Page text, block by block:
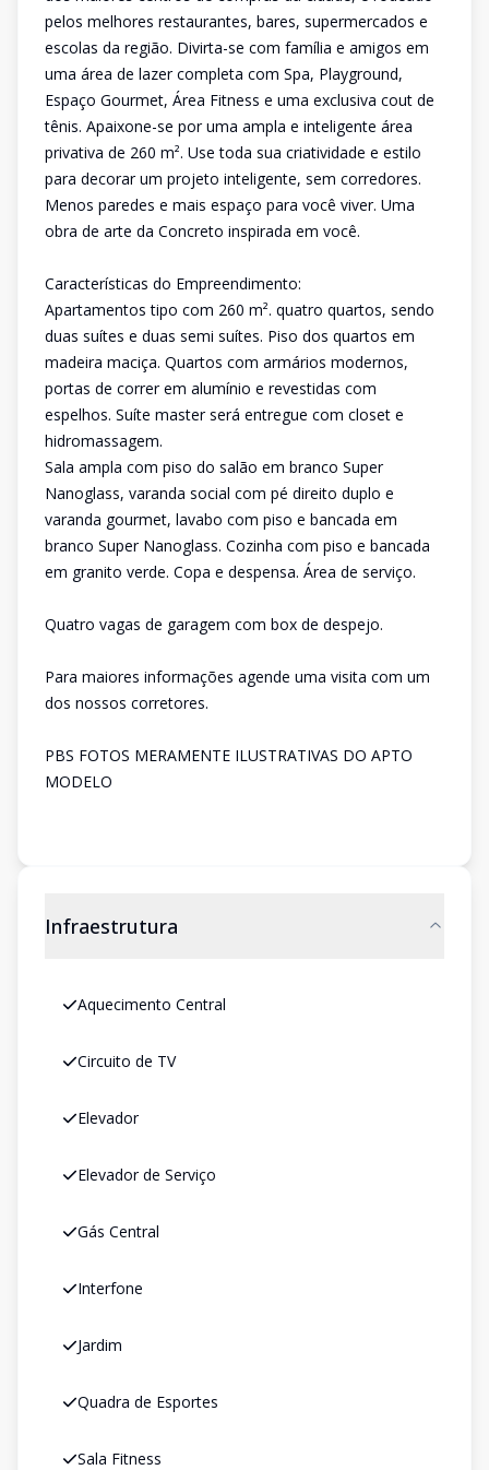
pelos melhores restaurantes, bares, supermercados e
escolas da região. Divirta-se com família e amigos em
uma área de lazer completa com Spa, Playground,
Espaço Gourmet, Área Fitness e uma exclusiva cout de
tênis. Apaixone-­se por uma ampla e inteligente área
privativa de 260 m². Use toda sua criatividade e estilo
para decorar um projeto inteligente, sem corredores.
Menos paredes e mais espaço para você viver. Uma
obra de arte da Concreto inspirada em você.
Características do Empreendimento:
Apartamentos tipo com 260 m². quatro quartos, sendo
duas suítes e duas semi suítes. Piso dos quartos em
madeira maciça. Quartos com armários modernos,
portas de correr em alumínio e revestidas com
espelhos. Suíte master será entregue com closet e
hidromassagem.
Sala ampla com piso do salão em branco Super
Nanoglass, varanda social com pé direito duplo e
varanda gourmet, lavabo com piso e bancada em
branco Super Nanoglass. Cozinha com piso e bancada
em granito verde. Copa e despensa. Área de serviço.
Quatro vagas de garagem com box de despejo.
Para maiores informações agende uma visita com um
dos nossos corretores.
PBS FOTOS MERAMENTE ILUSTRATIVAS DO APTO
MODELO
Infraestrutura
Aquecimento Central
Circuito de TV
Elevador
Elevador de Serviço
Gás Central
Interfone
Jardim
Quadra de Esportes
Sala Fitness